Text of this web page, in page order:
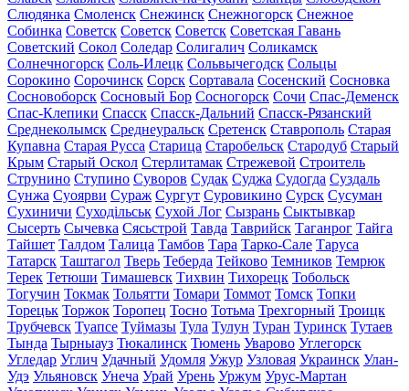
Слюдянка Смоленск Снежинск Снежногорск Снежное
Собинка Советск Советск Советск Советская Гавань
Советский Сокол Соледар Солигалич Соликамск
Солнечногорск Соль-Илецк Сольвычегодск Сольцы
Сорокино Сорочинск Сорск Сортавала Сосенский Сосновка
Сосновоборск Сосновый Бор Сосногорск Сочи Спас-Деменск
Спас-Клепики Спасск Спасск-Дальний Спасск-Рязанский
Среднеколымск Среднеуральск Сретенск Ставрополь Старая
Купавна Старая Русса Старица Старобельск Стародуб Старый
Крым Старый Оскол Стерлитамак Стрежевой Строитель
Струнино Ступино Суворов Судак Суджа Судогда Суздаль
Сунжа Суоярви Сураж Сургут Суровикино Сурск Сусуман
Сухиничи Суходільськ Сухой Лог Сызрань Сыктывкар
Сысерть Сычевка Сясьстрой Тавда Таврийск Таганрог Тайга
Тайшет Талдом Талица Тамбов Тара Тарко-Сале Таруса
Татарск Таштагол Тверь Теберда Тейково Темников Темрюк
Терек Тетюши Тимашевск Тихвин Тихорецк Тобольск
Тогучин Токмак Тольятти Томари Томмот Томск Топки
Торецьк Торжок Торопец Тосно Тотьма Трехгорный Троицк
Трубчевск Туапсе Туймазы Тула Тулун Туран Туринск Тутаев
Тында Тырныауз Тюкалинск Тюмень Уварово Углегорск
Угледар Углич Удачный Удомля Ужур Узловая Украинск Улан-
Удэ Ульяновск Унеча Урай Урень Уржум Урус-Мартан